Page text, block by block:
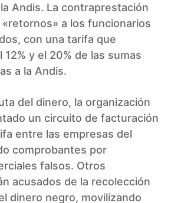
Andis. La contraprestación
a los funcionarios
con una tarifa que
y el 20% de las sumas
a la Andis.
del dinero, la organización
un circuito de facturación
entre las empresas del
comprobantes por
falsos. Otros
acusados de la recolección
dinero negro, movilizando